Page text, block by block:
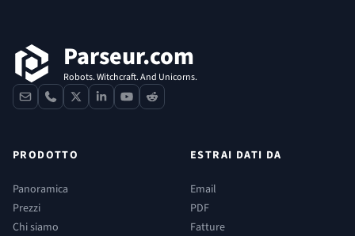
Parseur.com
Robots. Witchcraft. And Unicorns.
contactphone
x linkedinyoutube
reddit
PRODOTTO
Panoramica
Prezzi
Chi siamo
ESTRAI DATI DA
Email
PDF
Fatture